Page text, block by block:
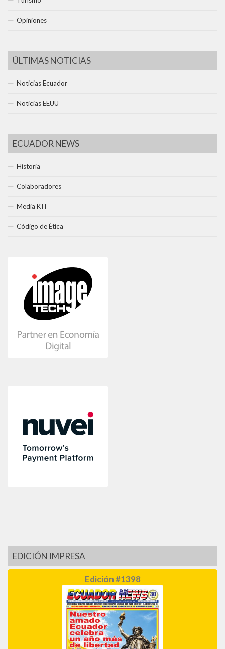
Opiniones
ÚLTIMAS NOTICIAS
Noticias Ecuador
Noticias EEUU
ECUADOR NEWS
Historia
Colaboradores
Media KIT
Código de Ética
EDICIÓN IMPRESA
Edición #1398